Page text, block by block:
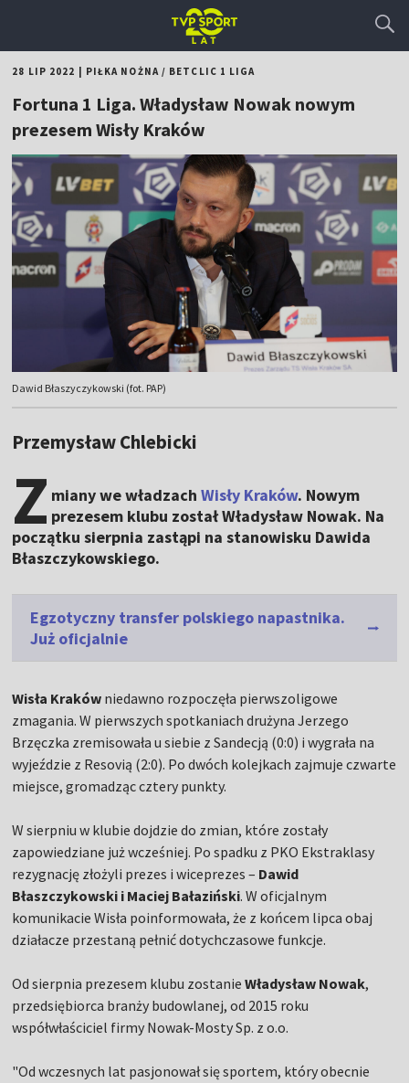
28 LIP 2022 PIŁKA NOŻNA/ BETCLIC 1 LIGA
Fortuna 1 Liga. Władysław Nowak nowym
prezesem Wisły Kraków
Dawid Błaszyczykowski (fot. PAP)
Przemysław Chlebicki
Z miany we władzachWisły Kraków. Nowym
prezesem klubu został Władysław Nowak. Na
początku sierpnia zastąpi na stanowisku Dawida
Błaszczykowskiego.
Egzotyczny transfer polskiego napastnika.
Już oficjalnie
Wisła Kraków niedawno rozpoczęła pierwszoligowe
zmagania. W pierwszych spotkaniach drużyna Jerzego
Brzęczka zremisowała u siebie z Sandecją (0:0) i wygrała na
wyjeździe z Resovią (2:0). Po dwóch kolejkach zajmuje czwarte
miejsce, gromadząc cztery punkty.
W sierpniu w klubie dojdzie do zmian, które zostały
zapowiedziane już wcześniej. Po spadku z PKO Ekstraklasy
rezygnację złożyli prezes i wiceprezes – Dawid
Błaszczykowski i Maciej Bałaziński. W oficjalnym
komunikacie Wisła poinformowała, że z końcem lipca obaj
działacze przestaną pełnić dotychczasowe funkcje.
Od sierpnia prezesem klubu zostanieWładysław Nowak,
przedsiębiorca branży budowlanej, od 2015 roku
współwłaściciel firmy Nowak-Mosty Sp. z o.o.
"Od wczesnych lat pasjonował się sportem, który obecnie